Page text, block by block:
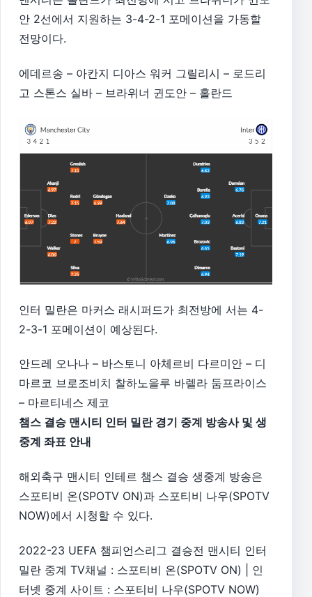
안 2선에서 지원하는 3-4-2-1 포메이션을 가동할
전망이다.
에데르송 – 아칸지 디아스 워커 그릴리시 – 로드리
고 스톤스 실바 – 브라위너 귄도안 – 홀란드
인터 밀란은 마커스 래시퍼드가 최전방에 서는 4-
2-3-1 포메이션이 예상된다.
안드레 오나나 – 바스토니 아체르비 다르미안 – 디
마르코 브로조비치 찰하노을루 바렐라 둠프라이스
– 마르티네스 제코
챔스 결승 맨시티 인터 밀란 경기 중계 방송사 및 생
중계 좌표 안내
해외축구 맨시티 인테르 챔스 결승 생중계 방송은
스포티비 온(SPOTV ON)과 스포티비 나우(SPOTV
NOW)에서 시청할 수 있다.
2022-23 UEFA 챔피언스리그 결승전 맨시티 인터
밀란 중계 TV채널 : 스포티비 온(SPOTV ON) | 인
터넷 중계 사이트 : 스포티비 나우(SPOTV NOW)